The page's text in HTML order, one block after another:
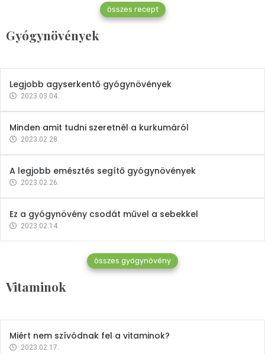
összes recept
Gyógynövények
Mindent a petrezselyemről
2023.12.21.
Legjobb agyserkentő gyógynövények
2023.03.04.
Minden amit tudni szeretnél a kurkumáról
2023.02.28.
A legjobb emésztés segítő gyógynövények
2023.02.26.
Ez a gyógynövény csodát művel a sebekkel
2023.02.14.
összes gyógynövény
Vitaminok
Vitaminok
Mindent a B-12 vitaminról
2023.02.27.
Miért nem szívódnak fel a vitaminok?
2023.02.17.